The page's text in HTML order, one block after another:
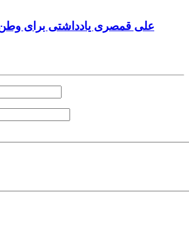
علی قمصری یادداشتی برای